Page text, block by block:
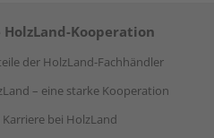
HolzLand-Kooperation
der HolzLand-Fachhändler
– eine starke Kooperation
bei HolzLand